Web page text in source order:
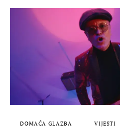
DOMAĆA GLAZBA VIJESTI